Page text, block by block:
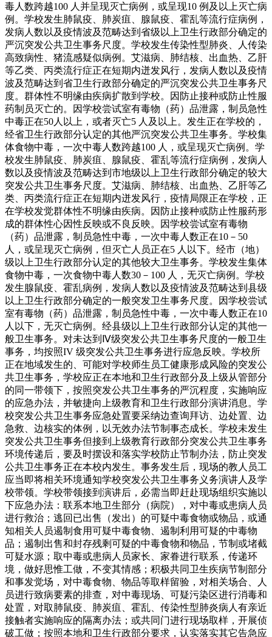
毒人数跨越100 人并呈现灭亡病例，或呈现10 例及以上灭亡病
例。学校发生肺鼠疫、肺炭疽、腺鼠疫、霍乱等流行症病例，
发病人数以及疫情波及范畴达到省级以上卫生行政部分确定的
严沉突发公共卫生事务尺度。学校发生传染性型肺炎、人传染
高致病性、猪流感疑似病例。艾滋病、肺结核、出血热、乙肝
等乙类、丙类流行症正在短期内迸发风行，发病人数以及疫情
波及范畴达到省卫生行政部分确定的严沉突发公共卫生事务尺
度。群体性不明缘由疾病扩散到学校。因防止接种或防止性服
药制员灭亡的。因学校尝试室有毒物（药）品泄露，制员急性
中毒正在50人以上，或者灭亡5 人及以上。发生正在学校的，
经省卫生行政部分认定的其他严沉突发公共卫生事务。学校集
体食物中毒，一次中毒人数跨越100 人，或呈现灭亡病例。学
校发生肺鼠疫、肺炭疽、腺鼠疫、霍乱等流行症病例，发病人
数以及疫情波及范畴达到市地级以上卫生行政部分确定的较大
突发公共卫生事务尺度。艾滋病、肺结核、出血热、乙肝等乙
类、丙类流行症正在短期内迸发风行，疫情局限正在学校，正
在学校发觉群体性不明缘由疾病。因防止接种或防止性服药形
成的群体性心因性反映或不良反映。因学校尝试室有毒物
（药）品泄露，制员急性中毒，一次中毒人数正在10－50
人，或呈现灭亡病例，但灭亡人员正在5 人以下。经市（地）
级以上卫生行政部分认定的其他较大卫生事务。学校发生集体
食物中毒，一次食物中毒人数30－100 人，无灭亡病例。学校
发生腺鼠疫、霍乱病例，发病人数以及疫情波及范畴达到县级
以上卫生行政部分确定的一般突发卫生事务尺度。因学校尝试
室有毒物（药）品泄露，制员急性中毒，一次中毒人数正在10
人以下，无灭亡病例。经县级以上卫生行政部分认定的其他一
般卫生事务。对未达到Ⅳ级突发公共卫生事务尺度的一般卫生
事务，均按照IV 级突发公共卫生事务进行应急反映。学校所
正在地域发生的、可能对学校师生员工健康形成风险的突发公
共卫生事务，学校应正在本地和卫生行政部分及上级从管部分
的同一带领下，按照突发公共卫生事务的严沉程度，实施响应
的应急办法，并敏捷向上级教育和卫生行政部分演讲消息。学
校突发公共卫生事务应急处置要采纳边查询拜访、边处置、边
急救、边核实的体例，以无效办法节制事态成长。学校未发生
突发公共卫生事务但接到上级教育行政部分突发公共卫生事务
环境传递后，要及时摆设和落实学校防止节制办法，防止突发
公共卫生事务正在本校内发生。事务发生后，现场的教人员工
应当即将相关环境通知学校突发公共卫生事务义务演讲人及学
校带领。学校带领接到演讲后，必需当即赶赴现场组织实施以
下应急办法：联系本地卫生部分（病院），对中毒或患病人员
进行救治；逃回已出售（发出）的可疑中毒食物或物品，或通
知相关人员遏制食用可疑中毒食物、遏制利用可疑的中毒物
品；遏制出售和封存残剩可疑的中毒食物和物品，节制或堵截
可疑水源；取中毒或患病人员家长、家眷进行联系，传递环
境，做好思惟工做，不变其情感；积极共同卫生疾病节制部分
和事发觉场，对中毒食物、物品等取样留验，对相关场合、人
员进行致病要素的排查，对中毒现场、可疑污染区进行消毒和
处置，对取肺鼠疫、肺炭疽、霍乱、传染性型肺炎病人有亲近
接触者实施响应的隔离办法；或共同门进行现场取样，开展侦
破工做；按照本地和卫生行政部分要求，认实落实其它告急应